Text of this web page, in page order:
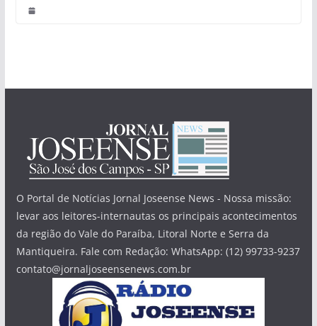
O Portal de Notícias Jornal Joseense News - Nossa missão:
levar aos leitores-internautas os principais acontecimentos
da região do Vale do Paraíba, Litoral Norte e Serra da
Mantiqueira. Fale com Redação: WhatsApp: (12) 99733-9237
contato@jornaljoseensenews.com.br